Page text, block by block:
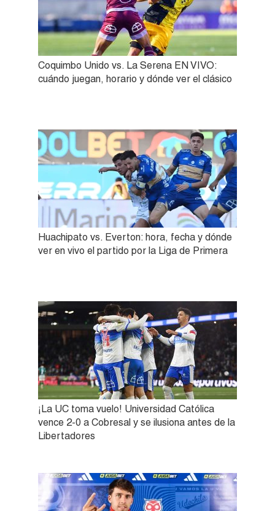
Coquimbo Unido vs. La Serena EN VIVO:
cuándo juegan, horario y dónde ver el clásico
Huachipato vs. Everton: hora, fecha y dónde
ver en vivo el partido por la Liga de Primera
¡La UC toma vuelo! Universidad Católica
vence 2-0 a Cobresal y se ilusiona antes de la
Libertadores